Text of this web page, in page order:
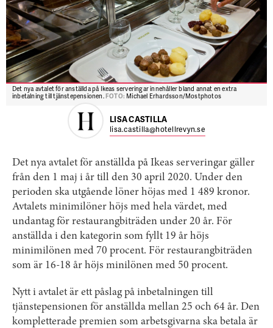
Det nya avtalet för anställda på Ikeas serveringar innehåller bland annat en extra
inbetalning till tjänstepensionen.FOTO: Michael Erhardsson/Mostphotos
LISA CASTILLA
lisa.castilla@hotellrevyn.se
Det nya avtalet för anställda på Ikeas serveringar gäller
från den 1 maj i år till den 30 april 2020. Under den
perioden ska utgående löner höjas med 1 489 kronor.
Avtalets minimilöner höjs med hela värdet, med
undantag för restaurangbiträden under 20 år. För
anställda i den kategorin som fyllt 19 år höjs
minimilönen med 70 procent. För restaurangbiträden
som är 16-18 år höjs minilönen med 50 procent.
Nytt i avtalet är ett påslag på inbetalningen till
tjänstepensionen för anställda mellan 25 och 64 år. Den
kompletterade premien som arbetsgivarna ska betala är